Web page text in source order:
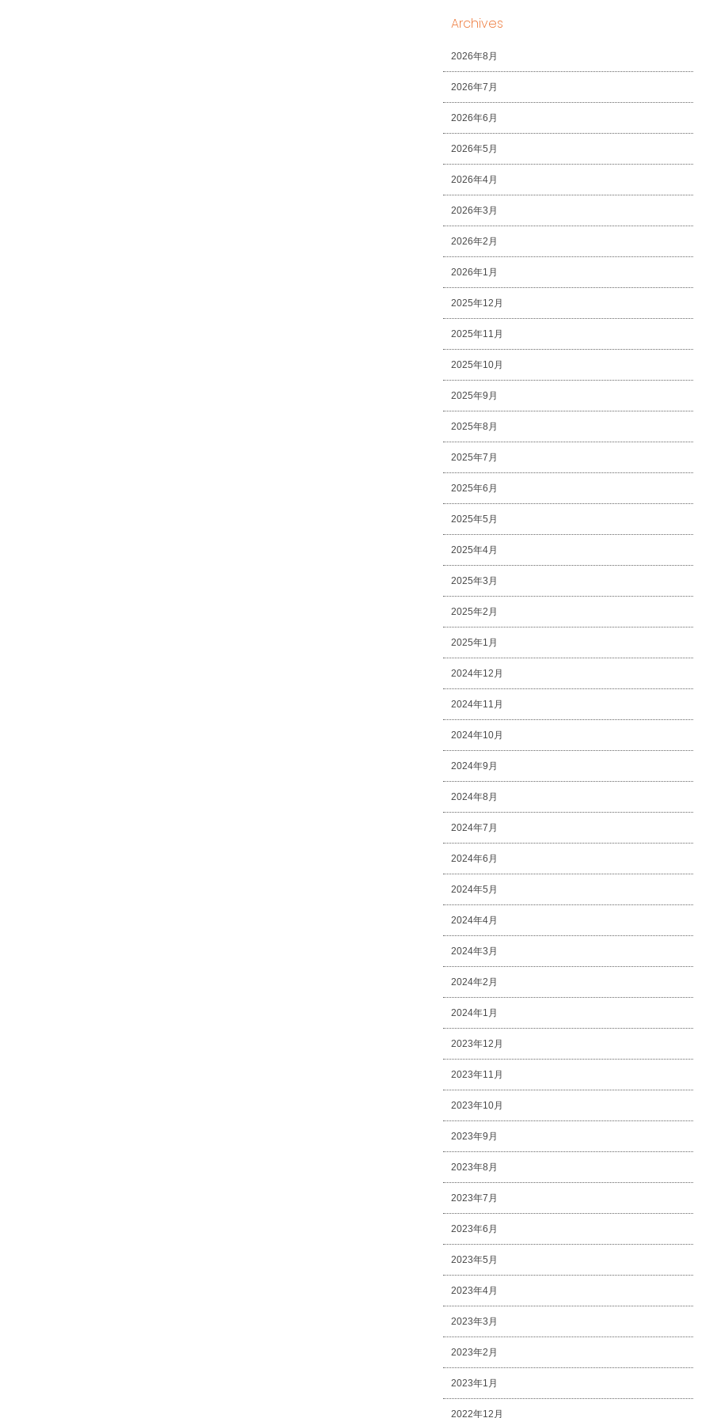
Archives
2026年8月
2026年7月
2026年6月
2026年5月
2026年4月
2026年3月
2026年2月
2026年1月
2025年12月
2025年11月
2025年10月
2025年9月
2025年8月
2025年7月
2025年6月
2025年5月
2025年4月
2025年3月
2025年2月
2025年1月
2024年12月
2024年11月
2024年10月
2024年9月
2024年8月
2024年7月
2024年6月
2024年5月
2024年4月
2024年3月
2024年2月
2024年1月
2023年12月
2023年11月
2023年10月
2023年9月
2023年8月
2023年7月
2023年6月
2023年5月
2023年4月
2023年3月
2023年2月
2023年1月
2022年12月